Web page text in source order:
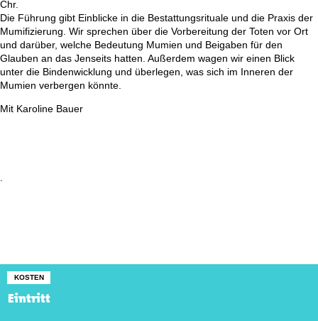
Chr.
Die Führung gibt Einblicke in die Bestattungsrituale und die Praxis der
Mumifizierung. Wir sprechen über die Vorbereitung der Toten vor Ort
und darüber, welche Bedeutung Mumien und Beigaben für den
Glauben an das Jenseits hatten. Außerdem wagen wir einen Blick
unter die Bindenwicklung und überlegen, was sich im Inneren der
Mumien verbergen könnte.
Mit Karoline Bauer
.
KOSTEN
Eintritt